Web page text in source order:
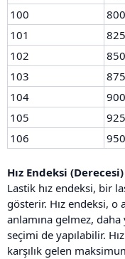
100
800
101
825
102
850
103
875
104
900
105
925
106
950
Hız Endeksi
Lastik hız endeksi, bir
gösterir. Hız endeksi, o
anlamına gelmez, daha
seçimi de yapılabilir.
karşılık gelen